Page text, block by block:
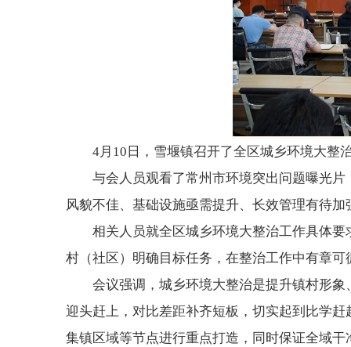
4月10日，雪堰镇召开了全区城乡环境大整
与会人员观看了常州市环境突出问题曝光
风貌不佳、基础设施亟需提升、长效管理有待
相关人员就全区城乡环境大整治工作具体
村（社区）明确目标任务，在整治工作中有章可
会议强调，城乡环境大整治是提升镇村形
迎头赶上，对比差距补齐短板，切实起到比学
集镇区域等节点进行重点打造，同时保证全域